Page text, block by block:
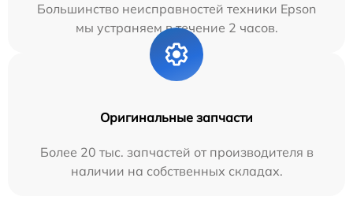
Большинство неисправностей техники Epson
мы устраняем в течение 2 часов.
Оригинальные запчасти
Более 20 тыс. запчастей от производителя в
наличии на собственных складах.